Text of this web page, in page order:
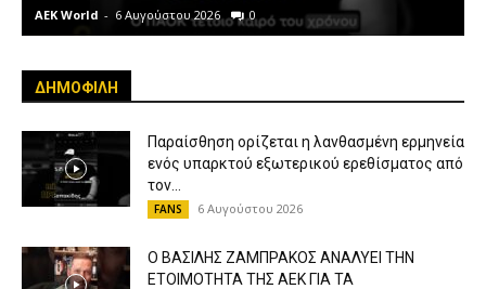
AEK World - 6 Αυγούστου 2026 0
ΔΗΜΟΦΙΛΗ
Παραίσθηση ορίζεται η λανθασμένη ερμηνεία
ενός υπαρκτού εξωτερικού ερεθίσματος από
τον...
FANS 6 Αυγούστου 2026
Ο ΒΑΣΙΛΗΣ ΖΑΜΠΡΑΚΟΣ ΑΝΑΛΥΕΙ ΤΗΝ
ΕΤΟΙΜΟΤΗΤΑ ΤΗΣ ΑΕΚ ΓΙΑ ΤΑ